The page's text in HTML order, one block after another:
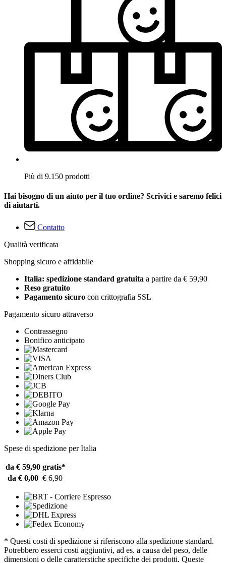
Più di 9.150 prodotti
Hai bisogno di un aiuto per il tuo ordine? Scrivici e saremo felici
di aiutarti.
Contatto
Qualità verificata
Shopping sicuro e affidabile
Italia: spedizione standard gratuita a partire da € 59,90
Reso gratuito
Pagamento sicuro con crittografia SSL
Pagamento sicuro attraverso
Contrassegno
Bonifico anticipato
Spese di spedizione per Italia
da € 59,90 gratis*
da € 0,00 € 6,90
* Questi costi di spedizione si riferiscono alla spedizione standard.
Potrebbero esserci costi aggiuntivi, ad es. a causa del peso, delle
dimensioni o delle caratterstiche specifiche dei prodotti. Queste